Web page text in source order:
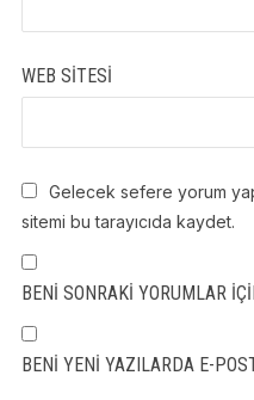
WEB SITESI
Gelecek sefere yorum
sitemi bu tarayıcıda kaydet.
BENI SONRAKI YORUMLAR
BENI YENI YAZILARDA E-